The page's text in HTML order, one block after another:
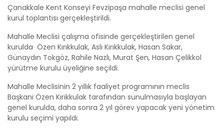
Çanakkale Kent Konseyi Fevzipaşa mahalle meclisi genel
kurul toplantısı gerçekleştirildi.
Mahalle Meclisi çalışma ofisinde gerçekleştirilen genel
kurulda Özen Kırıkkulak, Aslı Kırıkkulak, Hasan Sakar,
Günaydın Tokgöz, Rahile Nazlı, Murat Şen, Hasan Çelikkol
yürütme kurulu üyeliğine seçildi.
Mahalle Meclisinin 2 yıllık faaliyet programının meclis
Başkanı Özen Kırıkkulak tarafından sunulmasıyla başlayan
genel kurulda, daha sonra 2 yıl görev yapacak yeni yönetim
kurulu seçimi yapıldı.